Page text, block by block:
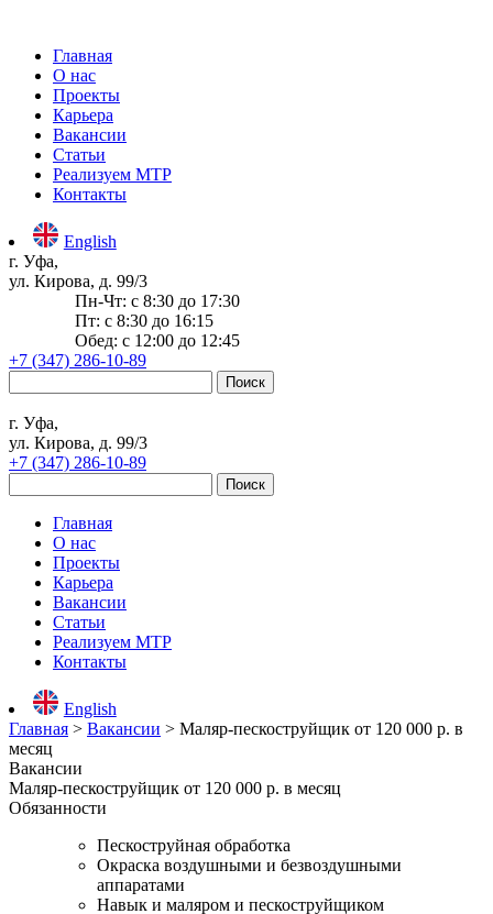
Главная
О нас
Проекты
Карьера
Вакансии
Статьи
Реализуем МТР
Контакты
English
г. Уфа,
ул. Кирова, д. 99/3
Пн-Чт: c 8:30 до 17:30
Пт: c 8:30 до 16:15
Обед: c 12:00 до 12:45
+7 (347) 286-10-89
г. Уфа,
ул. Кирова, д. 99/3
+7 (347) 286-10-89
Главная
О нас
Проекты
Карьера
Вакансии
Статьи
Реализуем МТР
Контакты
English
Главная > Вакансии > Маляр-пескоструйщик от 120 000 р. в
месяц
Вакансии
Маляр-пескоструйщик от 120 000 р. в месяц
Обязанности
Пескоструйная обработка
Окраска воздушными и безвоздушными
аппаратами
Навык и маляром и пескоструйщиком